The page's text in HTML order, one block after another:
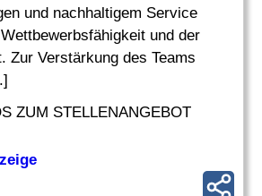
und nachhaltigem Service
und der
Zur Verstärkung des Teams
ZUM STELLENANGEBOT